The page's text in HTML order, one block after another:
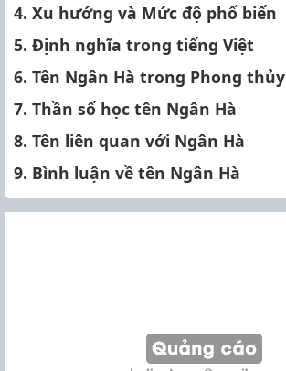
4. Xu hướng và Mức độ phổ biến
5. Định nghĩa trong tiếng Việt
6. Tên Ngân Hà trong Phong thủy
7. Thần số học tên Ngân Hà
8. Tên liên quan với Ngân Hà
9. Bình luận về tên Ngân Hà